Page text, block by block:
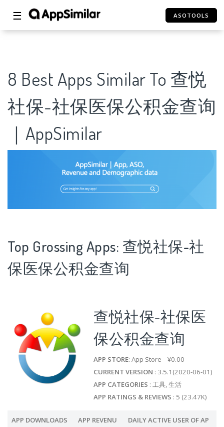
☰ ASOTOOLS
8 Best Apps Similar To 查悦
社保-社保医保公积金查询
｜AppSimilar
Top Grossing Apps: 查悦社保-社
保医保公积金查询
查悦社保-社保医
保公积金查询
APP STORE: App Store ¥0.00
CURRENT VERSION : 3.5.1(2020-06-01)
APP CATEGORIES : 工具, 生活
APP RATINGS & REVIEWS : 5 (23.47K)
APP DOWNLOADS
APP REVENU
DAILY ACTIVE USER OF AP